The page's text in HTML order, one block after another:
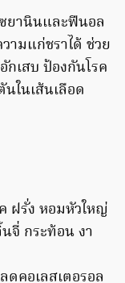
ยานินและฟีนอล
ามแก่ชราได้ ช่วย
กเสบ ป้องกันโรค
ในเส้นเลือด
ฝรั่ง หอมหัวใหญ่
จี่ กระท้อน งา
คอเลสเตอรอล